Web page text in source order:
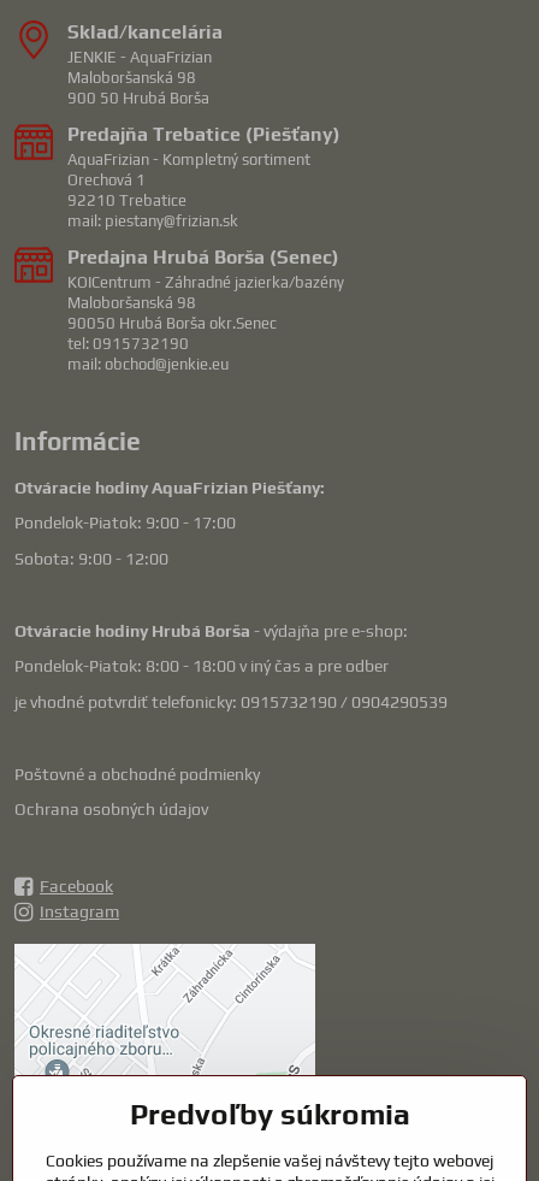
Sklad/kancelária
JENKIE - AquaFrizian
Maloboršanská 98
900 50 Hrubá Borša
Predajňa Trebatice (Piešťany)
AquaFrizian - Kompletný sortiment
Orechová 1
92210 Trebatice
mail: piestany@frizian.sk
Predajna Hrubá Borša (Senec)
KOICentrum - Záhradné jazierka/bazény
Maloboršanská 98
90050 Hrubá Borša okr.Senec
tel: 0915732190
mail: obchod@jenkie.eu
Informácie
Otváracie hodiny AquaFrizian Piešťany:
Pondelok-Piatok: 9:00 - 17:00
Sobota: 9:00 - 12:00
Otváracie hodiny Hrubá Borša - výdajňa pre e-shop:
Pondelok-Piatok: 8:00 - 18:00 v iný čas a pre odber
je vhodné potvrdiť telefonicky: 0915732190 / 0904290539
Poštovné a obchodné podmienky
Ochrana osobných údajov
Facebook
Instagram
Externý obsah je
blokovaný Voľbami
súkromia
Prajete si načítať externý obsah?
Povoliť tentokrát
Predvoľby súkromia
Cookies používame na zlepšenie vašej návštevy tejto webovej